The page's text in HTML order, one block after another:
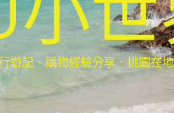
遊記、購物經驗分享．桃園在